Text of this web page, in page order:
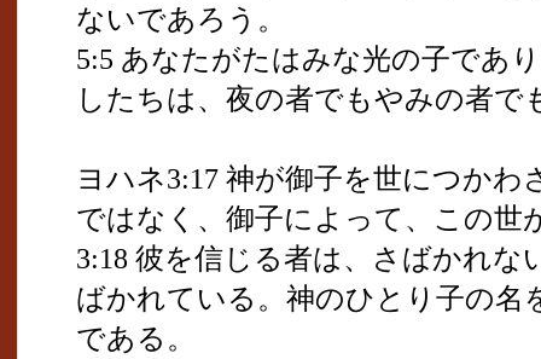
ないであろう。
5:5 あなたがたはみな光の子であ
したちは、夜の者でもやみの者で
ヨハネ3:17 神が御子を世につか
ではなく、御子によって、この世
3:18 彼を信じる者は、さばかれ
ばかれている。神のひとり子の名
である。